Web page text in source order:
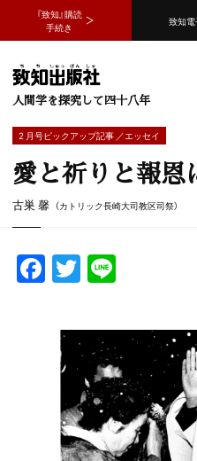
『致知』購読
手続き
致知電
人間学を探究して四十八年
2 月号ピックアップ記事 ／エッセイ
愛と祈りと報恩
古巣 馨 （カトリック長崎大司教区司祭）
F
a
c
e
b
o
o
T
w
itt
er
e